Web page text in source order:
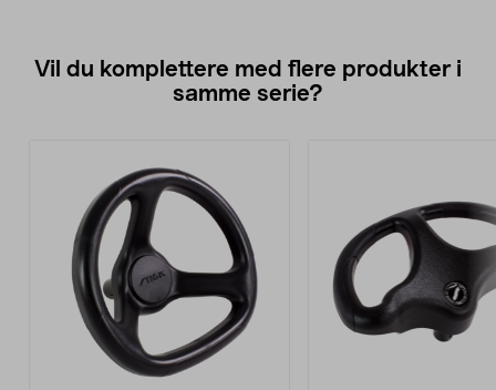
Vil du komplettere med flere produkter i
samme serie?